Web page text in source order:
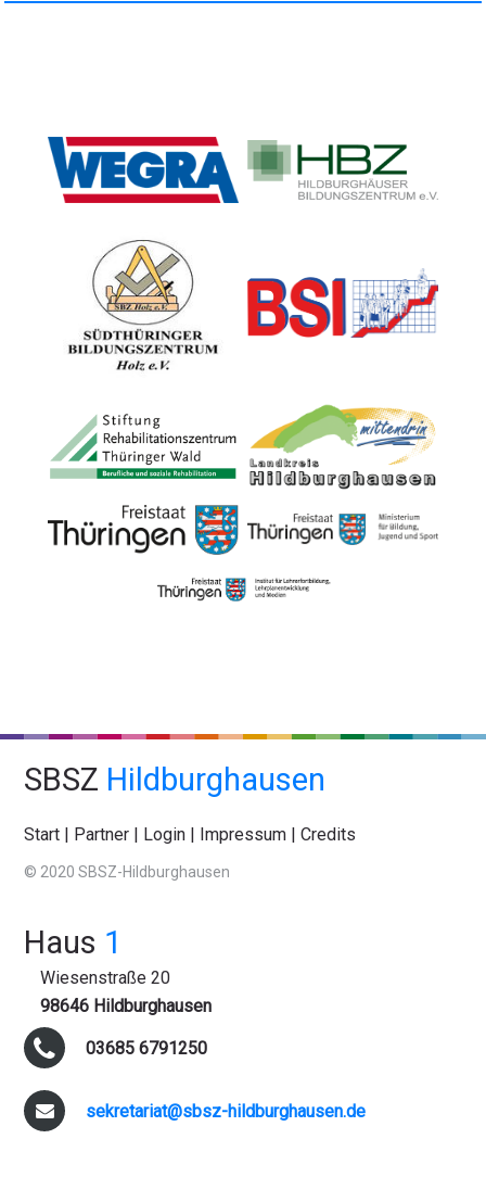
SBSZ Hildburghausen
Start | Partner | Login | Impressum |Credits
© 2020 SBSZ-Hildburghausen
Haus 1
Wiesenstraße 20
98646 Hildburghausen
03685 6791250
sekretariat@sbsz-hildburghausen.de